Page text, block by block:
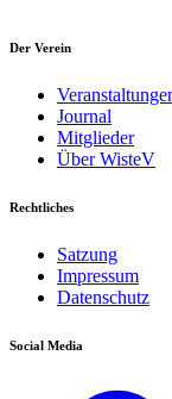
Der Verein
Journal
Mitglieder
Über WisteV
Rechtliches
Satzung
Impressum
Datenschutz
Social Media